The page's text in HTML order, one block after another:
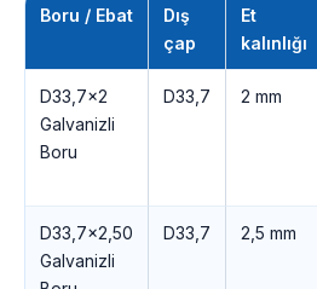
Boru / Ebat
Dış
çap
Et
kalınlığı
D33,7×2
Galvanizli
Boru
D33,7 2 mm
D33,7×2,50
Galvanizli
D33,7 2,5 mm